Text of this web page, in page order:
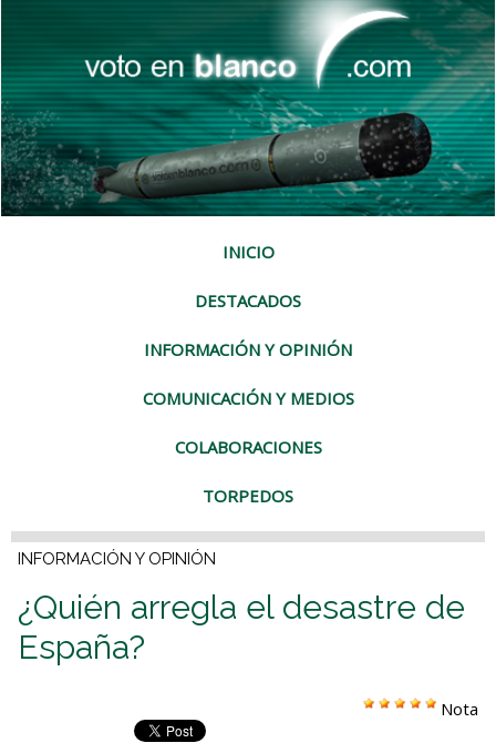
INICIO
DESTACADOS
INFORMACIÓN Y OPINIÓN
COMUNICACIÓN Y MEDIOS
COLABORACIONES
TORPEDOS
INFORMACIÓN Y OPINIÓN
¿Quién arregla el desastre de
España?
Nota